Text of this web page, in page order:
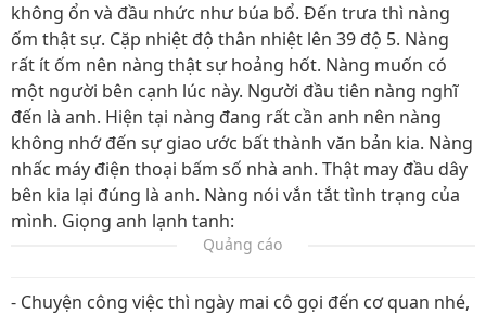
không ổn và đầu nhức như búa bổ. Đến trưa thì nàng
ốm thật sự. Cặp nhiệt độ thân nhiệt lên 39 độ 5. Nàng
rất ít ốm nên nàng thật sự hoảng hốt. Nàng muốn có
một người bên cạnh lúc này. Người đầu tiên nàng nghĩ
đến là anh. Hiện tại nàng đang rất cần anh nên nàng
không nhớ đến sự giao ước bất thành văn bản kia. Nàng
nhấc máy điện thoại bấm số nhà anh. Thật may đầu dây
bên kia lại đúng là anh. Nàng nói vắn tắt tình trạng của
mình. Giọng anh lạnh tanh:
Quảng cáo
- Chuyện công việc thì ngày mai cô gọi đến cơ quan nhé,